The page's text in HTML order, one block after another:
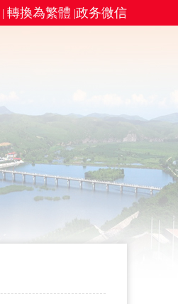
| 轉換為繁體 |政务微信